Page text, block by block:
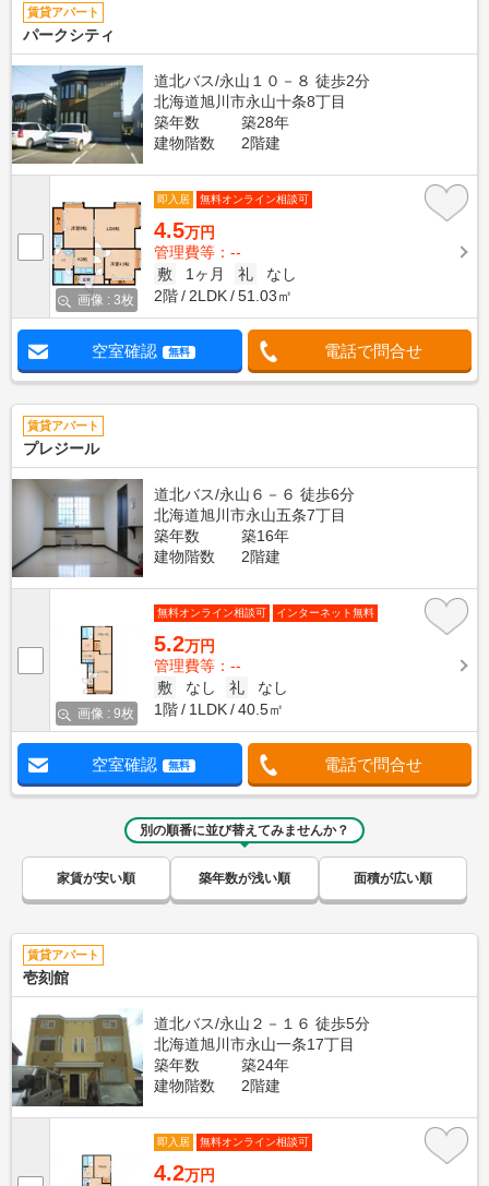
賃貸アパート
パークシティ
道北バス/永山１０－８ 徒歩2分
北海道旭川市永山十条8丁目
築年数
築28年
建物階数
2階建
画像 : 3枚
即入居 無料オンライン相談可
4.5万円
管理費等：--
敷
1ヶ月 礼
なし
2階
2LDK 51.03㎡
空室確認 無料 電話で問合せ
賃貸アパート
プレジール
道北バス/永山６－６ 徒歩6分
北海道旭川市永山五条7丁目
築年数
築16年
建物階数
2階建
画像 : 9枚
無料オンライン相談可 インターネット無料
5.2万円
管理費等：--
敷
なし 礼
なし
1階
1LDK 40.5㎡
空室確認 無料 電話で問合せ
別の順番に並び替えてみませんか？
家賃が安い順 築年数が浅い順 面積が広い順
賃貸アパート
壱刻館
道北バス/永山２－１６ 徒歩5分
北海道旭川市永山一条17丁目
築年数
築24年
建物階数
2階建
即入居 無料オンライン相談可
4.2万円